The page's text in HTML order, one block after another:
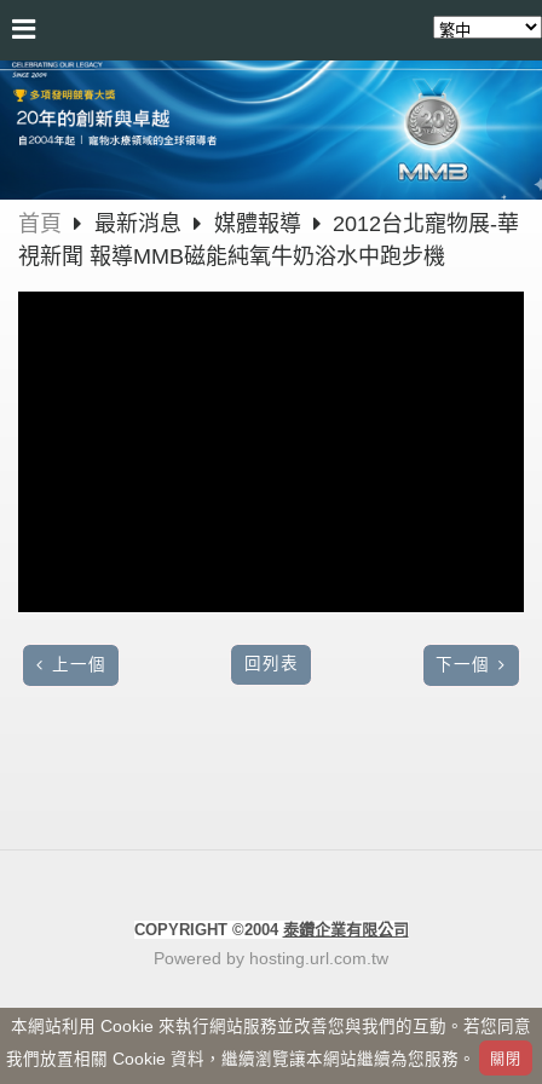
首頁 最新消息 媒體報導
2012台北寵物展-華
視新聞 報導MMB磁能純氧牛奶浴水中跑步機
上一個 回列表 下一個
COPYRIGHT ©2004 泰鑽企業有限公司
Powered by hosting.url.com.tw
本網站利用 Cookie 來執行網站服務並改善您與我們的互動。若您同意
我們放置相關 Cookie 資料，繼續瀏覽讓本網站繼續為您服務。